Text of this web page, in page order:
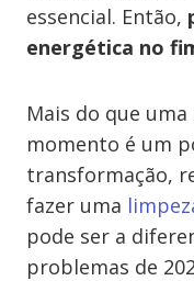
essencial. Então,
energética no
Mais do que
momento é um
transformação,
fazer uma
pode ser a
problemas de